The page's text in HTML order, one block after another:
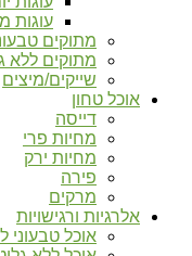
עוגות
מתוקים
מתוקים ללא
שייקים/מיצים
אוכל טחון
דייסה
מחיות פרי
מחיות ירק
פירה
מרקים
אלרגיות ורגישויות
אוכל טבעוני